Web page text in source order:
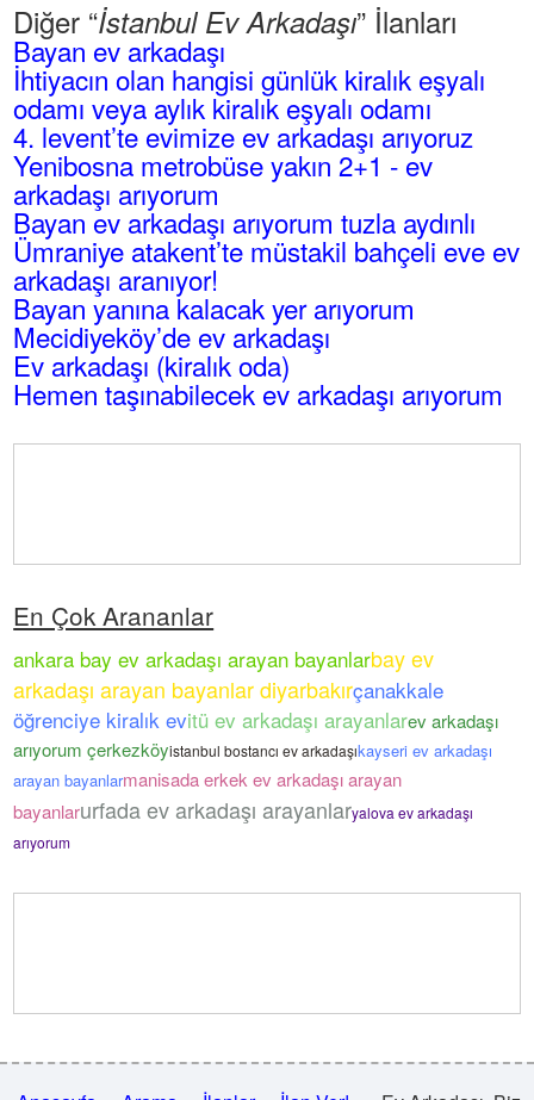
Diğer “İstanbul Ev Arkadaşı” İlanları
Bayan ev arkadaşı
İhtiyacın olan hangisi günlük kiralık eşyalı
odamı veya aylık kiralık eşyalı odamı
4. levent’te evimize ev arkadaşı arıyoruz
Yenibosna metrobüse yakın 2+1 - ev
arkadaşı arıyorum
Bayan ev arkadaşı arıyorum tuzla aydınlı
Ümraniye atakent’te müstakil bahçeli eve ev
arkadaşı aranıyor!
Bayan yanına kalacak yer arıyorum
Mecidiyeköy’de ev arkadaşı
Ev arkadaşı (kiralık oda)
Hemen taşınabilecek ev arkadaşı arıyorum
En Çok Arananlar
ankara bay ev arkadaşı arayan bayanlarbay ev
arkadaşı arayan bayanlar diyarbakırçanakkale
öğrenciye kiralık evitü ev arkadaşı arayanlarev arkadaşı
arıyorum çerkezköyistanbul bostancı ev arkadaşıkayseri ev arkadaşı
arayan bayanlarmanisada erkek ev arkadaşı arayan
bayanlarurfada ev arkadaşı arayanlaryalova ev arkadaşı
arıyorum